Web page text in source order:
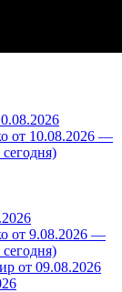
от 10.08.2026 —
от 9.08.2026 —
от 09.08.2026